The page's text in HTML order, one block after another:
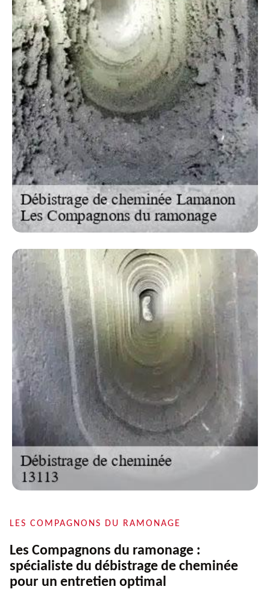
LES COMPAGNONS DU RAMONAGE
Les Compagnons du ramonage :
spécialiste du débistrage de cheminée
pour un entretien optimal